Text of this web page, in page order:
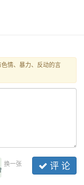
情、暴力、反动的言
换一张 评 论